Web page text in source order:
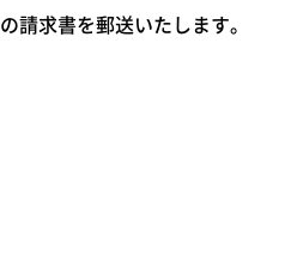
請求書を郵送いたします。